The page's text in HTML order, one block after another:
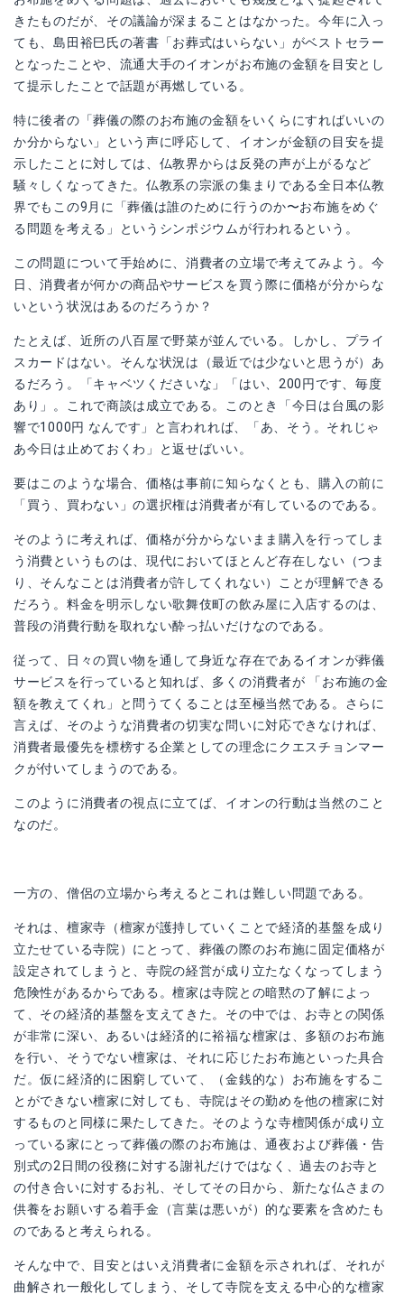
きたものだが、その議論が深まることはなかった。今年に入っ
ても、島田裕巳氏の著書「お葬式はいらない」がベストセラー
となったことや、流通大手のイオンがお布施の金額を目安とし
て提示したことで話題が再燃している。
特に後者の「葬儀の際のお布施の金額をいくらにすればいいの
か分からない」という声に呼応して、イオンが金額の目安を提
示したことに対しては、仏教界からは反発の声が上がるなど
騒々しくなってきた。仏教系の宗派の集まりである全日本仏教
界でもこの9月に「葬儀は誰のために行うのか〜お布施をめぐ
る問題を考える」というシンポジウムが行われるという。
この問題について手始めに、消費者の立場で考えてみよう。今
日、消費者が何かの商品やサービスを買う際に価格が分からな
いという状況はあるのだろうか？
たとえば、近所の八百屋で野菜が並んでいる。しかし、プライ
スカードはない。そんな状況は（最近では少ないと思うが）あ
るだろう。「キャベツくださいな」「はい、200円です、毎度
あり」。これで商談は成立である。このとき「今日は台風の影
響で1000円 なんです」と言われれば、「あ、そう。それじゃ
あ今日は止めておくわ」と返せばいい。
要はこのような場合、価格は事前に知らなくとも、購入の前に
「買う、買わない」の選択権は消費者が有しているのである。
そのように考えれば、価格が分からないまま購入を行ってしま
う消費というものは、現代においてほとんど存在しない（つま
り、そんなことは消費者が許してくれない）ことが理解できる
だろう。料金を明示しない歌舞伎町の飲み屋に入店するのは、
普段の消費行動を取れない酔っ払いだけなのである。
従って、日々の買い物を通して身近な存在であるイオンが葬儀
サービスを行っていると知れば、多くの消費者が 「お布施の金
額を教えてくれ」と問うてくることは至極当然である。さらに
言えば、そのような消費者の切実な問いに対応できなければ、
消費者最優先を標榜する企業としての理念にクエスチョンマー
クが付いてしまうのである。
このように消費者の視点に立てば、イオンの行動は当然のこと
なのだ。
一方の、僧侶の立場から考えるとこれは難しい問題である。
それは、檀家寺（檀家が護持していくことで経済的基盤を成り
立たせている寺院）にとって、葬儀の際のお布施に固定価格が
設定されてしまうと、寺院の経営が成り立たなくなってしまう
危険性があるからである。檀家は寺院との暗黙の了解によっ
て、その経済的基盤を支えてきた。その中では、お寺との関係
が非常に深い、あるいは経済的に裕福な檀家は、多額のお布施
を行い、そうでない檀家は、それに応じたお布施といった具合
だ。仮に経済的に困窮していて、（金銭的な）お布施をするこ
とができない檀家に対しても、寺院はその勤めを他の檀家に対
するものと同様に果たしてきた。そのような寺檀関係が成り立
っている家にとって葬儀の際のお布施は、通夜および葬儀・告
別式の2日間の役務に対する謝礼だけではなく、過去のお寺と
の付き合いに対するお礼、そしてその日から、新たな仏さまの
供養をお願いする着手金（言葉は悪いが）的な要素を含めたも
のであると考えられる。
そんな中で、目安とはいえ消費者に金額を示されれば、それが
曲解され一般化してしまう、そして寺院を支える中心的な檀家